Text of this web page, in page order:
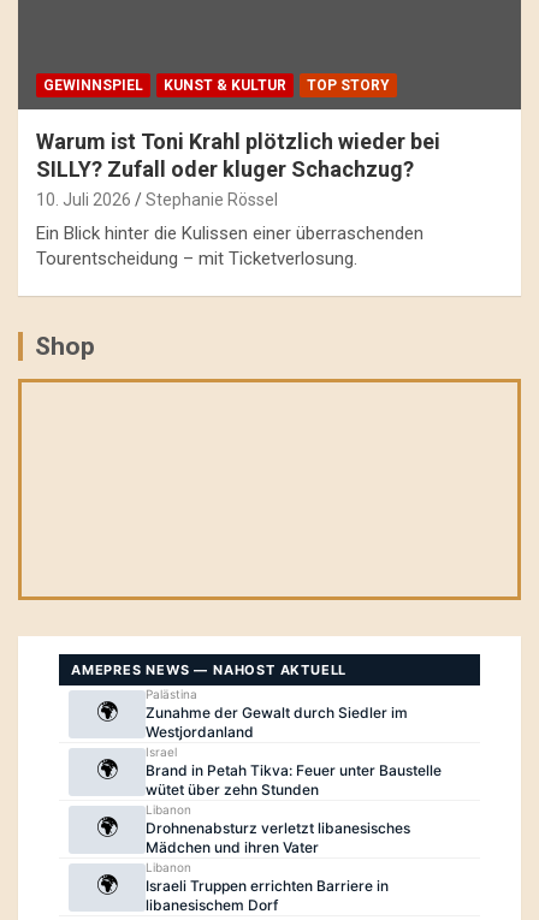
GEWINNSPIEL KUNST & KULTUR TOP STORY
Warum ist Toni Krahl plötzlich wieder bei
SILLY? Zufall oder kluger Schachzug?
10. Juli 2026 Stephanie Rössel
Ein Blick hinter die Kulissen einer überraschenden
Tourentscheidung – mit Ticketverlosung.
Shop